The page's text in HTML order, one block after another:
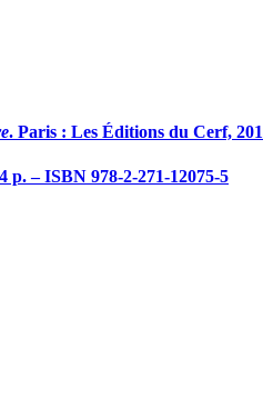
. Paris : Les Éditions du Cerf,
p. – ISBN 978-2-271-12075-5